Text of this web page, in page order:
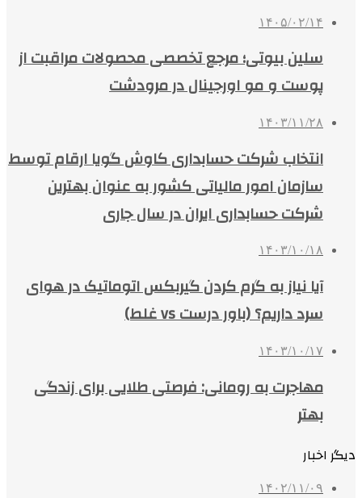
۱۴۰۵/۰۲/۱۴
سلین بیوتی؛ مرجع تخصصی محصولات مراقبت از
پوست و مو اورجینال در مرودشت
۱۴۰۳/۱۱/۲۸
انتخاب شرکت حسابداری کاوش گویا ارقام توسط
سازمان امور مالیاتی کشور به عنوان بهترین
شرکت حسابداری ایران در سال جاری
۱۴۰۳/۱۰/۱۸
آیا نیاز به گرم کردن گیربکس اتوماتیک در هوای
سرد داریم؟ (باور درست vs غلط)
۱۴۰۳/۱۰/۱۷
مهاجرت به رومانی: فرصتی طلایی برای زندگی
بهتر
دیگر اخبار
۱۴۰۲/۱۱/۰۹